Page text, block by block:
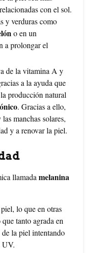
con el sol.
y verduras como
o en un
a prolongar el
de la vitamina A y
a la ayuda que
producción natural
. Gracias a ello,
manchas solares,
y a renovar la piel.
llamada melanina
lo que en otras
tanto agrada en
la piel intentando
UV.